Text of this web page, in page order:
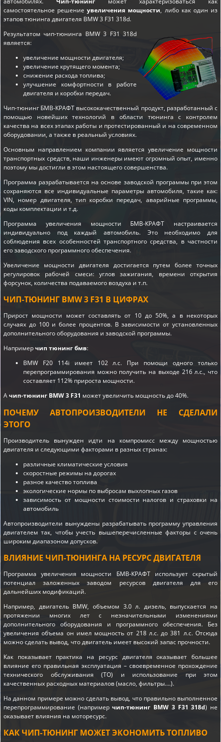
самостоятельное решениеувеличения мощности, либо как один из
этаповтюнинга двигателя BMW 3 F31 318d.
Результатом чип-тюнинга BMW 3 F31 318d
является:
увеличение мощности двигателя;
увеличение крутящего момента;
снижение расхода топлива;
улучшение комфортности в работе
двигателя и коробки передач.
Чип-тюнинг БМВ-КРАФТ высококачественный продукт, разработанный с
помощью новейших технологий в области тюнинга с контролем
качества на всех этапах работы и протестированный и на современном
оборудовании, а также в реальный условиях.
Основным направлением компании является увеличение мощности
транспортных средств, наши инженеры имеют огромный опыт, именно
поэтому мы достигли в этом настоящего совершенства.
Программа разрабатывается на основе заводской программы при этом
сохраняются все индивидуальные параметры автомобиля, такие как:
VIN, номер двигателя, тип коробки передач, аварийные программы,
коды комплектации и т.д.
Программа увеличения мощности БМВ-КРАФТ настраивается
индивидуально под каждый автомобиль. Это необходимо для
соблюдения всех особенностей транспортного средства, в частности
его заводского программного обеспечения.
Увеличение мощности двигателя достигается путем более точных
регулировок рабочей смеси: углов зажигания, времени открытия
форсунок, количества подаваемого воздуха и т.п.
ЧИП-ТЮНИНГ BMW 3 F31 В ЦИФРАХ
Прирост мощности может составлять от 10 до 50%, а в некоторых
случаях до 100 и более процентов. В зависимости от установленных
дополнительного оборудования и заводской программы.
Напримерчип тюнинг бмв:
BMW F20 114i имеет 102 л.с. При помощи одного только
перепрограммирования можно получить на выходе 216 л.с., что
составляет 112% прироста мощности.
Ачип-тюнинг BMW 3 F31 может увеличить мощность до 40%.
ПОЧЕМУ АВТОПРОИЗВОДИТЕЛИ НЕ СДЕЛАЛИ
ЭТОГО
Производитель вынужден идти на компромисс между мощностью
двигателя и следующими факторами в разных странах:
различные климатические условия
скоростные режимы на дорогах
разное качество топлива
экологические нормы по выбросам выхлопных газов
зависимость от мощности стоимости налогов и страховки на
автомобиль
Автопроизводители вынуждены разрабатывать программу управления
двигателем так, чтобы учесть вышеперечисленные факторы с очень
широким диапазоном допусков.
ВЛИЯНИЕ ЧИП-ТЮНИНГА НА РЕСУРС ДВИГАТЕЛЯ
Программа увеличения мощности БМВ-КРАФТ использует скрытый
потенциал заложенных заводом ресурсов двигателя для его
дальнейших модификаций.
Например, двигатель BMW, объемом 3.0 л. дизель, выпускается на
протяжении многих лет с незначительными изменениями
дополнительного оборудования и программного обеспечения. Без
увеличения объема он имел мощность от 218 л.с. до 381 л.с. Отсюда
можно сделать вывод, что двигатель имеет высокий запас прочности.
Как показывает практика на ресурс двигателя оказывает большее
влияние его правильная эксплуатация – своевременное прохождение
технического обслуживания (ТО) и использование при этом
качественных расходных материалов (масло, фильтры….).
На данном примере можно сделать вывод, что правильно выполненное
перепрограммирование (напримерчип-тюнинг BMW 3 F31 318d) не
оказывает влияния на моторесурс.
КАК ЧИП-ТЮНИНГ МОЖЕТ ЭКОНОМИТЬ ТОПЛИВО